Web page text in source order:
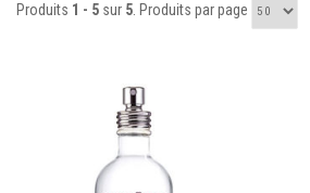
Produits 1 - 5 sur 5. Produits par page